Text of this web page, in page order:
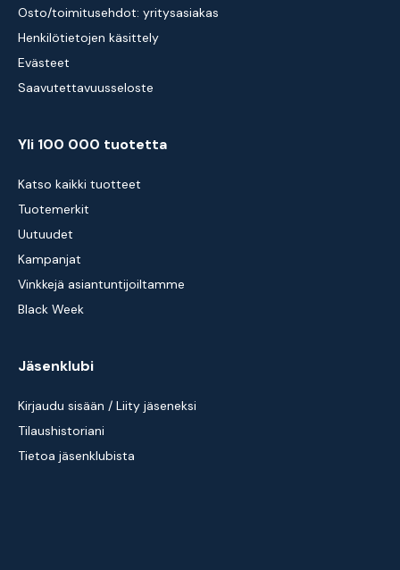
Osto/toimitusehdot: yritysasiakas
Henkilötietojen käsittely
Evästeet
Saavutettavuusseloste
Yli 100 000 tuotetta
Katso kaikki tuotteet
Tuotemerkit
Uutuudet
Kampanjat
Vinkkejä asiantuntijoiltamme
Black Week
Jäsenklubi
Kirjaudu sisään / Liity jäseneksi
Tilaushistoriani
Tietoa jäsenklubista